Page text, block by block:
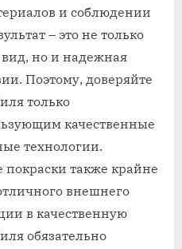
и соблюдении
– это не только
но и надежная
Поэтому, доверяйте
только
качественные
технологии.
также крайне
внешнего
в качественную
обязательно